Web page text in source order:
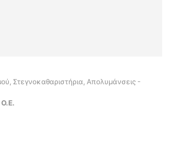
Στεγνοκαθαριστήρια, Απολυμάνσεις -